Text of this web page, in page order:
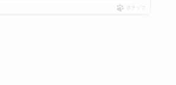
ポチップ